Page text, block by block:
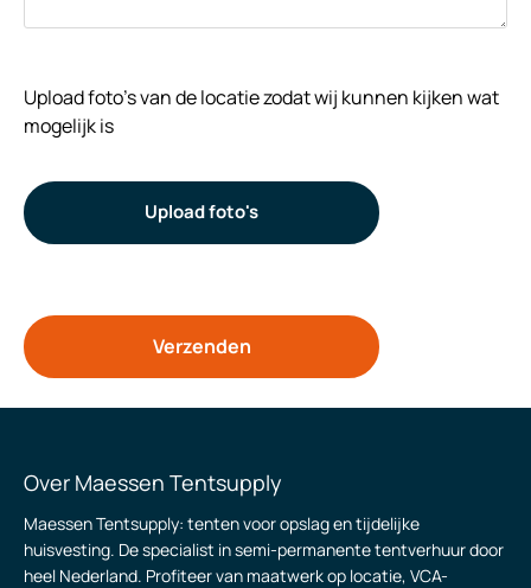
Upload foto's van de locatie zodat wij kunnen kijken wat
mogelijk is
Over Maessen Tentsupply
Maessen Tentsupply: tenten voor opslag en tijdelijke
huisvesting. De specialist in semi-permanente tentverhuur door
heel Nederland. Profiteer van maatwerk op locatie, VCA-